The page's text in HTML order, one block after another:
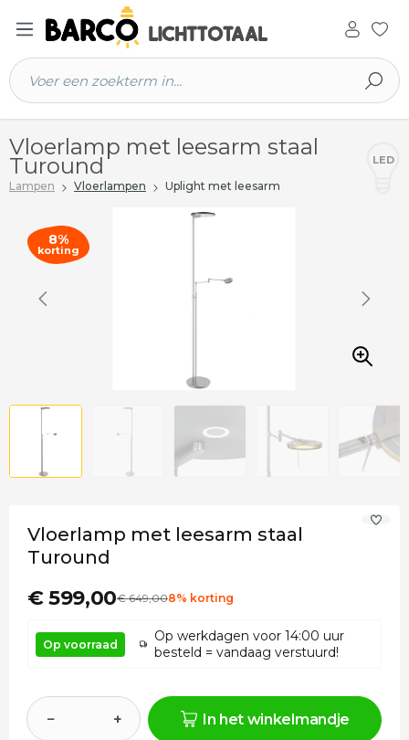
hoofdinhoud
Vloerlamp met leesarm staal
Turound
Lampen Vloerlampen Uplight met leesarm
LED
8%
korting
Vloerlamp met leesarm staal
Turound
€ 599,00€649,008% korting
Op voorraad
Op werkdagen voor 14:00 uur
besteld = vandaag verstuurd!
− + In het winkelmandje